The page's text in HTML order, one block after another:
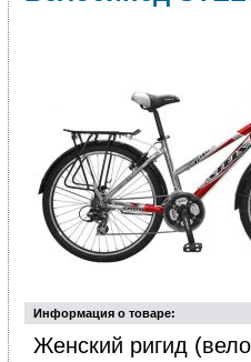
Информация о товаре:
Женский ригид